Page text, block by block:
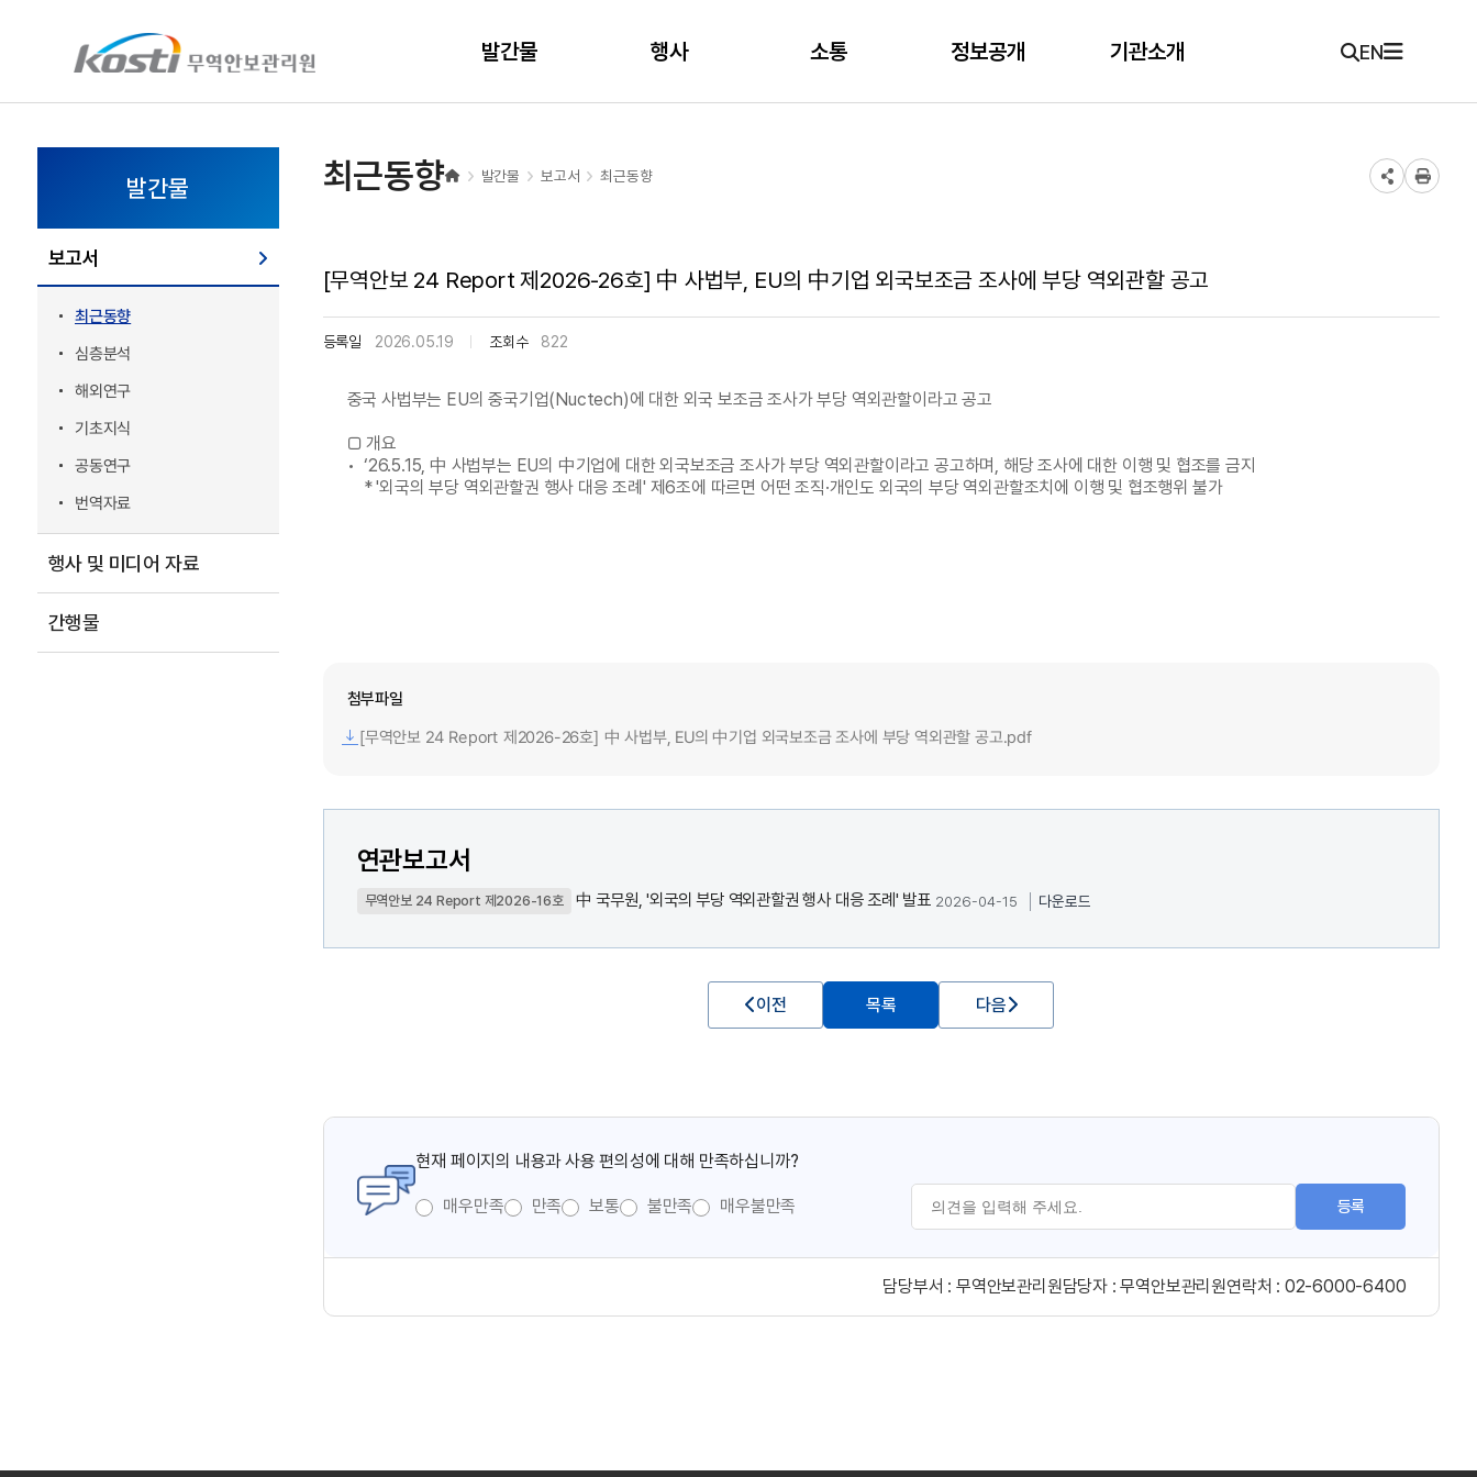
KOSTI 메인 페이지로 이동 발간물 행사 소통 정보공개 기관소개 EN
최근동향 발간물 보고서 최근동향
[무역안보 24 Report 제2026-26호] 中 사법부, EU의 中기업 외국보조금 조사에 부당 역외관할 공고
등록일 2026.05.19 조회수 822
중국 사법부는 EU의 중국기업(Nuctech)에 대한 외국 보조금 조사가 부당 역외관할이라고 공고
□ 개요
• ‘26.5.15, 中 사법부는 EU의 中기업에 대한 외국보조금 조사가 부당 역외관할이라고 공고하며, 해당 조사에 대한 이행 및 협조를 금지
* '외국의 부당 역외관할권 행사 대응 조례' 제6조에 따르면 어떤 조직·개인도 외국의 부당 역외관할조치에 이행 및 협조행위 불가
첨부파일
[무역안보 24 Report 제2026-26호] 中 사법부, EU의 中기업 외국보조금 조사에 부당 역외관할 공고.pdf
연관보고서
무역안보 24 Report 제2026-16호 中 국무원, '외국의 부당 역외관할권 행사 대응 조례' 발표 2026-04-15 다운로드
이전 목록 다음
발간물
보고서
최근동향
심층분석
해외연구
기초지식
공동연구
번역자료
행사 및 미디어 자료
간행물
현재 페이지의 내용과 사용 편의성에 대해 만족하십니까?
매우만족 만족 보통 불만족 매우불만족 등록
담당부서 : 무역안보관리원담당자 :무역안보관리원연락처 : 02-6000-6400